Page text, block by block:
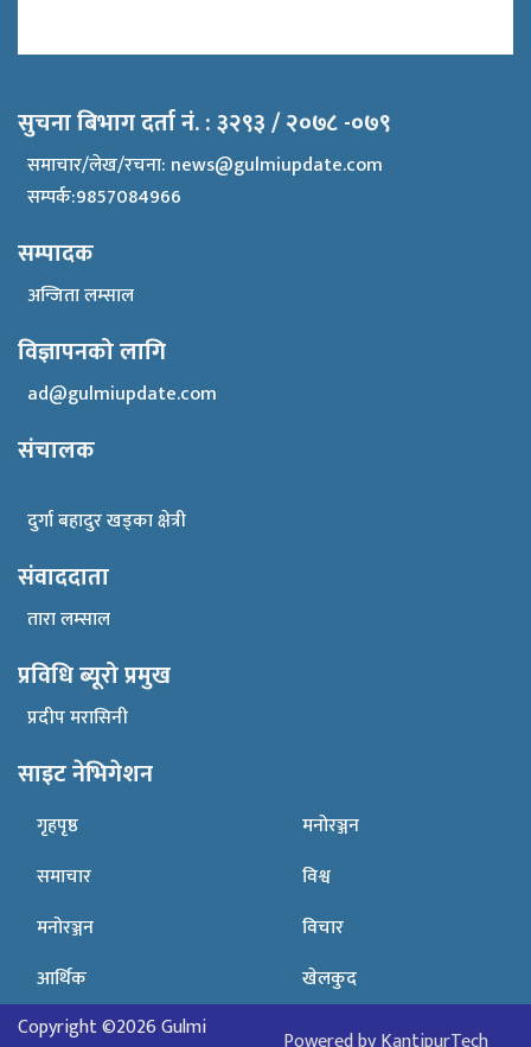
सुचना बिभाग दर्ता नं. : ३२९३ / २०७८ -०७९
समाचार/लेख/रचना: news@gulmiupdate.com
सम्पर्क:9857084966
सम्पादक
अन्जिता लम्साल
विज्ञापनको लागि
ad@gulmiupdate.com
संचालक
दुर्गा बहादुर खड्का क्षेत्री
संवाददाता
तारा लम्साल
प्रविधि ब्यूरो प्रमुख
प्रदीप मरासिनी
साइट नेभिगेशन
गृहपृष्ठ
समाचार​
मनोरञ्जन
आर्थिक
मनोरञ्जन
विश्व
विचार
खेलकुद
Copyright ©2026 Gulmi